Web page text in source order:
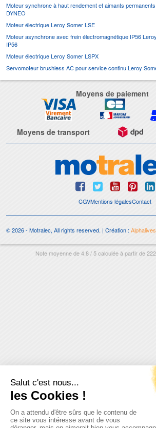
Moteur synchrone à haut rendement et aimants
DYNEO
Moteur électrique Leroy Somer LSE
Moteur asynchrone avec frein électromagnétique IP56
IP56
Moteur électrique Leroy Somer LSPX
Servomoteur brushless AC pour service continu Leroy
Moyens de paiement
Moyens de transport
CGVMentions légalesContact
© 2026 - Motralec, All rights reserved. | Création :
Note moyenne de4.8/5calculée à partir de222